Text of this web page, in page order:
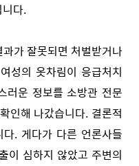
다.
가 잘못되면 처벌받거나
성의 옷차림이 응급처치
러운 정보를 소방관 전문
인해 나갔습니다. 결론적
. 게다가 다른 언론사들
이 심하지 않았고 주변의